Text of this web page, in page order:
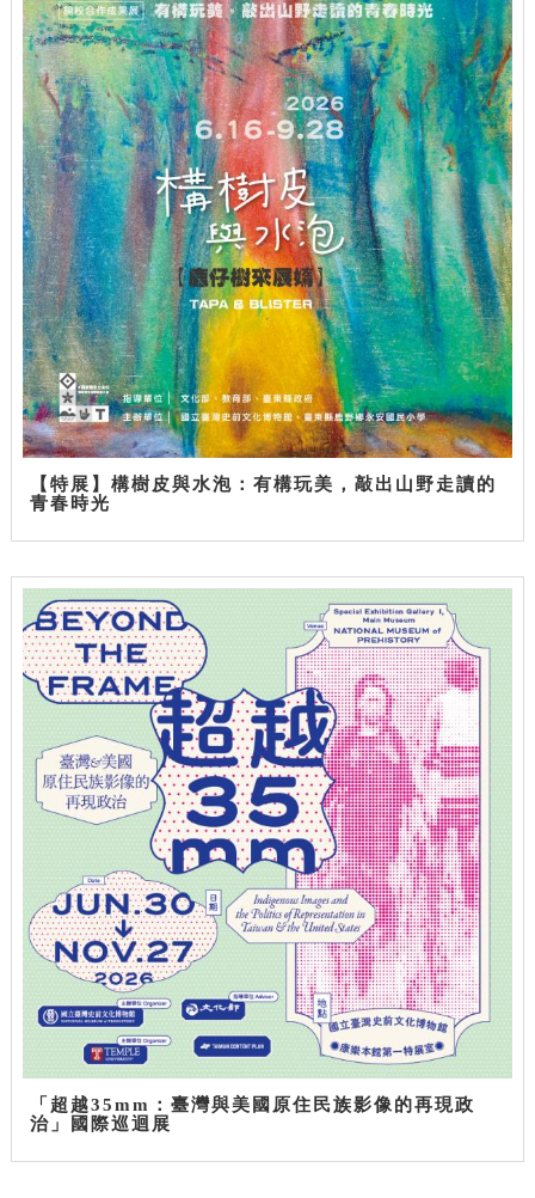
【特展】構樹皮與水泡：有構玩美，敲出山野走讀的
青春時光
「超越35mm：臺灣與美國原住民族影像的再現政
治」國際巡迴展